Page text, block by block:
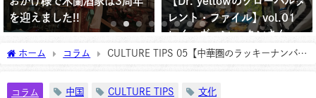
を迎えました!!
レント・ファイル】vol.01
レイ・ヴァン・ タンさん
2025年9月5日
ホーム コラム
CULTURE TIPS 05【中華圏のラッキーナンバー
コラム 中国 CULTURE TIPS 文化